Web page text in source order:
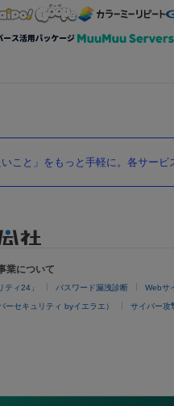
こと」をもっと手軽に。各サー
業について
ィ24」 パスワード漏洩診断 Webサ
セキュリティ byイエラエ） サイバー攻